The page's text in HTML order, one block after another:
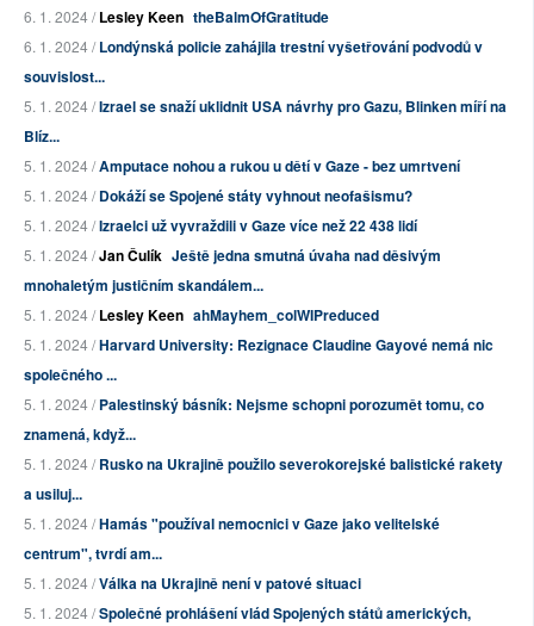
6. 1. 2024 /Lesley Keen theBalmOfGratitude
6. 1. 2024 /Londýnská policie zahájila trestní vyšetřování podvodů v
souvislost...
5. 1. 2024 /Izrael se snaží uklidnit USA návrhy pro Gazu, Blinken míří na
Blíz...
5. 1. 2024 /Amputace nohou a rukou u dětí v Gaze - bez umrtvení
5. 1. 2024 /Dokáží se Spojené státy vyhnout neofašismu?
5. 1. 2024 /Izraelci už vyvraždili v Gaze více než 22 438 lidí
5. 1. 2024 /Jan Čulík Ještě jedna smutná úvaha nad děsivým
mnohaletým justičním skandálem...
5. 1. 2024 /Lesley Keen ahMayhem_colWIPreduced
5. 1. 2024 /Harvard University: Rezignace Claudine Gayové nemá nic
společného ...
5. 1. 2024 /Palestinský básník: Nejsme schopni porozumět tomu, co
znamená, když...
5. 1. 2024 /Rusko na Ukrajině použilo severokorejské balistické rakety
a usiluj...
5. 1. 2024 /Hamás "používal nemocnici v Gaze jako velitelské
centrum", tvrdí am...
5. 1. 2024 /Válka na Ukrajině není v patové situaci
5. 1. 2024 /Společné prohlášení vlád Spojených států amerických,